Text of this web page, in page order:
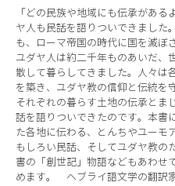
「どの民族や地域にも伝承がある
ヤ人も民話を語りついできました
も、ローマ帝国の時代に国を滅ぼ
ユダヤ人は約二千年ものあいだ、
散して暮らしてきました。人々は
を築き、ユダヤ教の信仰と伝統を
それぞれの暮らす土地の伝承とま
話を語りついできたのです。本書
た各地に伝わる、とんちやユーモ
もしろい民話、そしてユダヤ教の
書の「創世記」物語などもあわせ
めます。 ヘブライ語文学の翻訳